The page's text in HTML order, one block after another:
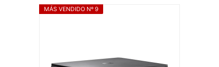
MÁS VENDIDO Nº 9